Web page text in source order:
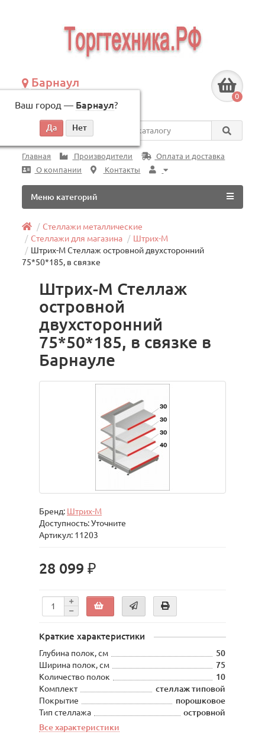
Барнаул
Ваш город — Барнаул?
по будням, с 09:00 до 18:00
0
Везде
Главная Производители
Оплата и доставка
О компании
Контакты
Меню категорий
Стеллажи металлические
Стеллажи для магазина
Штрих-М
Штрих-М Стеллаж островной двухсторонний
75*50*185, в связке
Штрих-М Стеллаж
островной
двухсторонний
75*50*185, в связке в
Барнауле
Бренд: Штрих-М
Доступность: Уточните
Артикул: 11203
28 099 ₽
Краткие характеристики
Глубина полок, см
50
Ширина полок, см
75
Количество полок
10
Комплект
стеллаж типовой
Покрытие
порошковое
Тип стеллажа
островной
Все характеристики